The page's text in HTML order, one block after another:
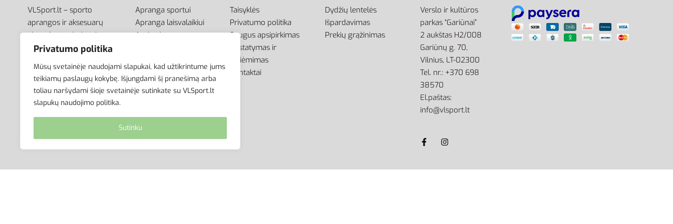
Privatumo politika
Mūsų svetainėje naudojami slapukai, kad užtikrintume jums
teikiamų paslaugų kokybę. Išjungdami šį pranešimą arba
toliau naršydami šioje svetainėje sutinkate su VLSport.lt
slapukų naudojimo politika.
Sutinku
VLSport.lt – sporto
aprangos ir aksesuarų
el.parduotuvė aktyviam
gyvenimo būdui. Čia rasite
vyrams, moterims bei
Apranga sportui
Apranga laisvalaikiui
Avalynė
Taisyklės
Privatumo politika
Saugus apsipirkimas
Pristatymas ir
atsiėmimas
Kontaktai
Dydžių lentelės
Išpardavimas
Prekių grąžinimas
Verslo ir kultūros
parkas “Gariūnai”
2 aukštas H2/008
Gariūnų g. 70,
Vilnius, LT-02300
Tel. nr.: +370 698
38570
El.paštas:
info@vlsport.lt